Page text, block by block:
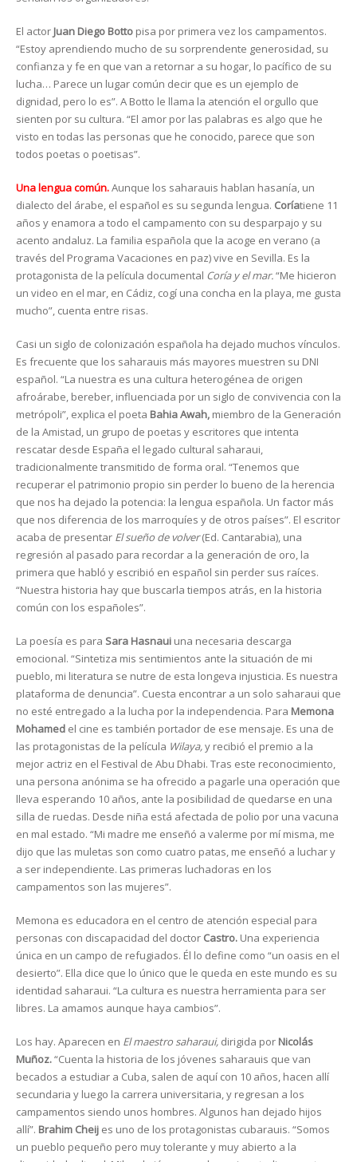
El actor Juan Diego Botto pisa por primera vez los campamentos.
“Estoy aprendiendo mucho de su sorprendente generosidad, su
confianza y fe en que van a retornar a su hogar, lo pacífico de su
lucha… Parece un lugar común decir que es un ejemplo de
dignidad, pero lo es”. A Botto le llama la atención el orgullo que
sienten por su cultura. “El amor por las palabras es algo que he
visto en todas las personas que he conocido, parece que son
todos poetas o poetisas”.
Una lengua común.Aunque los saharauis hablan hasanía, un
dialecto del árabe, el español es su segunda lengua. Coríatiene 11
años y enamora a todo el campamento con su desparpajo y su
acento andaluz. La familia española que la acoge en verano (a
través del Programa Vacaciones en paz) vive en Sevilla. Es la
protagonista de la película documental Coría y el mar.“Me hicieron
un video en el mar, en Cádiz, cogí una concha en la playa, me gusta
mucho”, cuenta entre risas.
Casi un siglo de colonización española ha dejado muchos vínculos.
Es frecuente que los saharauis más mayores muestren su DNI
español. “La nuestra es una cultura heterogénea de origen
afroárabe, bereber, influenciada por un siglo de convivencia con la
metrópoli”, explica el poeta Bahia Awah, miembro de la Generación
de la Amistad, un grupo de poetas y escritores que intenta
rescatar desde España el legado cultural saharaui,
tradicionalmente transmitido de forma oral. “Tenemos que
recuperar el patrimonio propio sin perder lo bueno de la herencia
que nos ha dejado la potencia: la lengua española. Un factor más
que nos diferencia de los marroquíes y de otros países”. El escritor
acaba de presentar El sueño de volver(Ed. Cantarabia), una
regresión al pasado para recordar a la generación de oro, la
primera que habló y escribió en español sin perder sus raíces.
“Nuestra historia hay que buscarla tiempos atrás, en la historia
común con los españoles”.
La poesía es para Sara Hasnaui una necesaria descarga
emocional. “Sintetiza mis sentimientos ante la situación de mi
pueblo, mi literatura se nutre de esta longeva injusticia. Es nuestra
plataforma de denuncia”. Cuesta encontrar a un solo saharaui que
no esté entregado a la lucha por la independencia. Para Memona
Mohamed el cine es también portador de ese mensaje. Es una de
las protagonistas de la película Wilaya,y recibió el premio a la
mejor actriz en el Festival de Abu Dhabi. Tras este reconocimiento,
una persona anónima se ha ofrecido a pagarle una operación que
lleva esperando 10 años, ante la posibilidad de quedarse en una
silla de ruedas. Desde niña está afectada de polio por una vacuna
en mal estado. “Mi madre me enseñó a valerme por mí misma, me
dijo que las muletas son como cuatro patas, me enseñó a luchar y
a ser independiente. Las primeras luchadoras en los
campamentos son las mujeres”.
Memona es educadora en el centro de atención especial para
personas con discapacidad del doctor Castro. Una experiencia
única en un campo de refugiados. Él lo define como “un oasis en el
desierto”. Ella dice que lo único que le queda en este mundo es su
identidad saharaui. “La cultura es nuestra herramienta para ser
libres. La amamos aunque haya cambios”.
Los hay. Aparecen en El maestro saharaui, dirigida por Nicolás
Muñoz.“Cuenta la historia de los jóvenes saharauis que van
becados a estudiar a Cuba, salen de aquí con 10 años, hacen allí
secundaria y luego la carrera universitaria, y regresan a los
campamentos siendo unos hombres. Algunos han dejado hijos
allí”. Brahim Cheij es uno de los protagonistas cubarauis. “Somos
un pueblo pequeño pero muy tolerante y muy abierto a la